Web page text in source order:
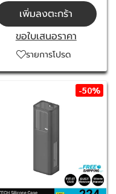
เพิ่มลงตะกร้า
ขอใบเสนอราคา
รายการโปรด
-50%